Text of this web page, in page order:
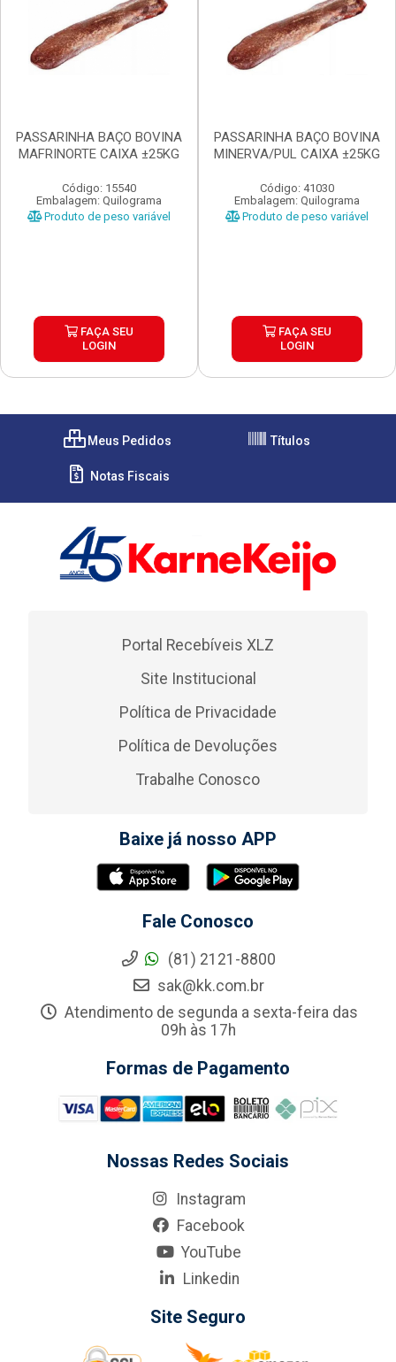
PASSARINHA BAÇO BOVINA
MAFRINORTE CAIXA ±25KG
Código: 15540
Embalagem: Quilograma
Produto de peso variável
FAÇA SEU
LOGIN
PASSARINHA BAÇO BOVINA
MINERVA/PUL CAIXA ±25KG
Código: 41030
Embalagem: Quilograma
Produto de peso variável
FAÇA SEU
LOGIN
Meus Pedidos Títulos
Notas Fiscais
Portal Recebíveis XLZ
Site Institucional
Política de Privacidade
Política de Devoluções
Trabalhe Conosco
Baixe já nosso APP
Fale Conosco
(81) 2121-8800
sak@kk.com.br
Atendimento de segunda a sexta-feira das
09h às 17h
Formas de Pagamento
Nossas Redes Sociais
Instagram
Facebook
YouTube
Linkedin
Site Seguro